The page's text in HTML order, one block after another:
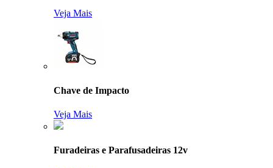
Veja Mais
Chave de Impacto
Veja Mais
Furadeiras e Parafusadeiras 12v